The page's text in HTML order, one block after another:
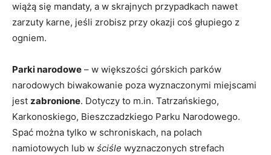
wiążą się mandaty, a w skrajnych przypadkach nawet
zarzuty karne, jeśli zrobisz przy okazji coś głupiego z
ogniem.
Parki narodowe – w większości górskich parków
narodowych biwakowanie poza wyznaczonymi miejscami
jest zabronione. Dotyczy to m.in. Tatrzańskiego,
Karkonoskiego, Bieszczadzkiego Parku Narodowego.
Spać można tylko w schroniskach, na polach
namiotowych lub w ściśle wyznaczonych strefach